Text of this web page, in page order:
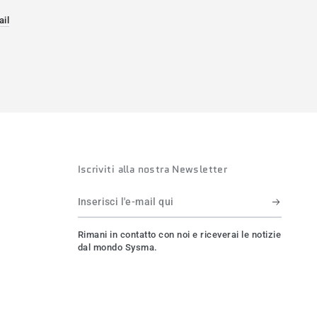
finestra.
una nuova finestra.
Iscriviti alla nostra Newsletter
Inserisci
l'e-
mail
Rimani in contatto con noi e riceverai le notizie
dal mondo Sysma.